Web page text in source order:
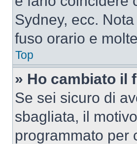
Sydney, ecc.
fuso orario e
Top
» Ho cambiato il
Se sei sicuro di
sbagliata, il
programmato per